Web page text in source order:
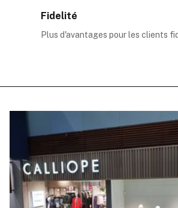
Fidelité
Plus d'avantages pour les clients